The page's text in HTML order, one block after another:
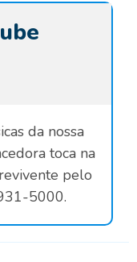
da nossa
toca na
pelo
5000.